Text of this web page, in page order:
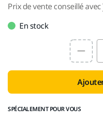
Prix de vente conseillé avec
En stock
Select
SPÉCIALEMENT POUR VOUS